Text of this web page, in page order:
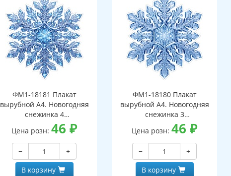
ФМ1-18181 Плакат
вырубной А4. Новогодняя
снежинка 4
(двухсторонний, ВД-лак)
Цена розн:46₽
−
+
В корзину
ФМ1-18180 Плакат
вырубной А4. Новогодняя
снежинка 3
(двухсторонний, ВД-лак)
Цена розн:46₽
−
+
В корзину